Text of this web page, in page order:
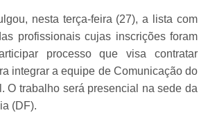
nesta terça-feira (27), a lista com
profissionais cujas inscrições foram
processo que visa contratar
integrar a equipe de Comunicação do
O trabalho será presencial na sede da
(DF).